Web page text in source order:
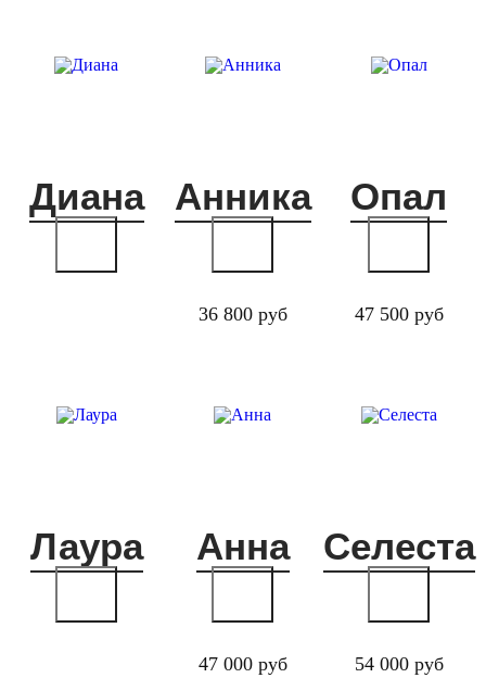
Диана
36 800 руб
Анника
47 500 руб
Опал
Лаура
47 000 руб
Анна
54 000 руб
Селеста